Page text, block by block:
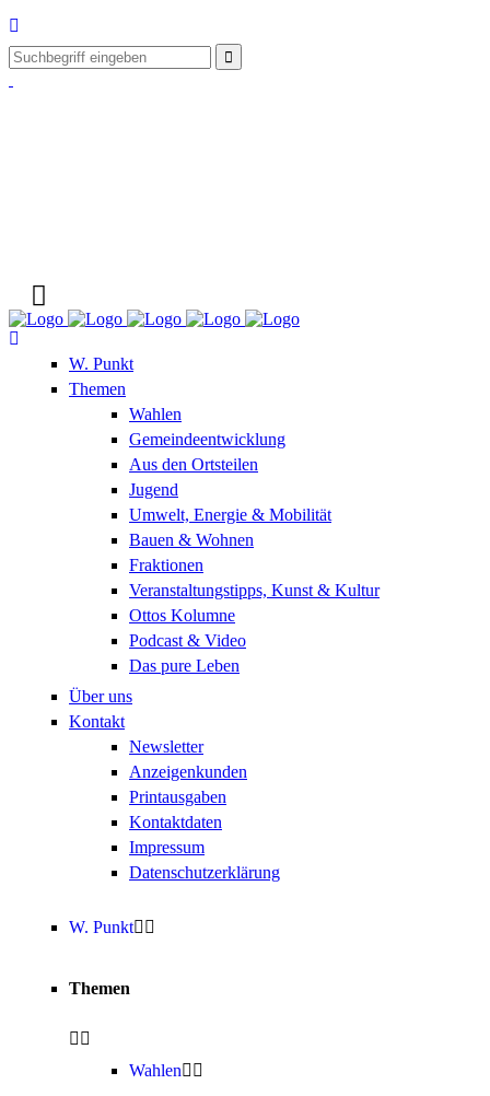
W. Punkt
Themen
Wahlen
Gemeindeentwicklung
Aus den Ortsteilen
Jugend
Umwelt, Energie & Mobilität
Bauen & Wohnen
Fraktionen
Veranstaltungstipps, Kunst & Kultur
Ottos Kolumne
Podcast & Video
Das pure Leben
Über uns
Kontakt
Newsletter
Anzeigenkunden
Printausgaben
Kontaktdaten
Impressum
Datenschutzerklärung
W. Punkt
Themen
Wahlen